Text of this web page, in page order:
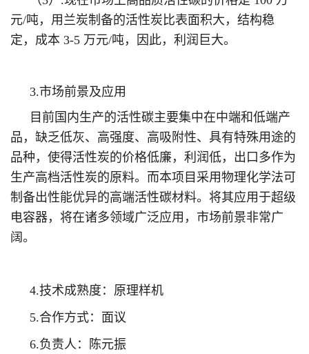
元/吨，用兰炭制备的活性炭比表面积大，结构稳
定，成本 3-5 万元/吨，因此，利润巨大。
3.市场前景及应用
目前国内生产的活性碳主要集中在中端和低端产
品，缺乏低灰、高强度、高吸附性、具有特殊用途的
品种，使得活性炭的价格低廉，利润低，出口多作为
生产高档活性炭的原料。而本项目采用物理化学法可
制备出性能优异的高端活性碳材料。将其应用于超级
电容器，将在诸多领域广泛应用，市场前景非常广
阔。
4.技术成熟度：原理样机
5.合作方式：面议
6.负责人：陈元振